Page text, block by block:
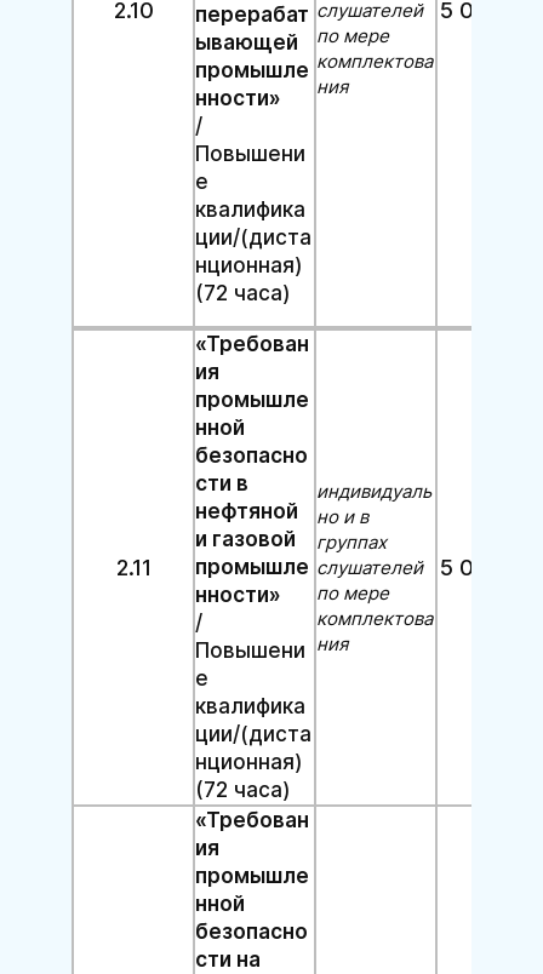
2.10
перерабат
ывающей
промышле
нности»
/
Повышени
е
квалифика
ции/(диста
нционная)
(72 часа)
слушателей
по мере
комплектова
ния
5 000
2.11
«Требован
ия
промышле
нной
безопасно
сти в
нефтяной
и газовой
промышле
нности»
/
Повышени
е
квалифика
ции/(диста
нционная)
(72 часа)
индивидуаль
но и в
группах
слушателей
по мере
комплектова
ния
5 000
«Требован
ия
промышле
нной
безопасно
сти на